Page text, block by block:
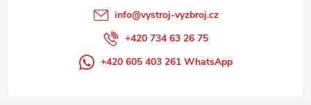
info@vystroj-vyzbroj.cz
+420 734 63 26 75
+420 605 403 261 WhatsApp